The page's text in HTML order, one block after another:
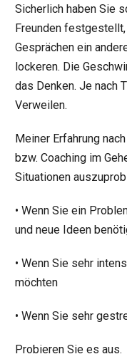
Sicherlich haben Sie
Freunden
Gesprächen ein
lockeren. Die
das Denken. Je nach
Verweilen.
Meiner Erfahrung
bzw. Coaching im
Situationen
• Wenn Sie ein
und neue Ideen
• Wenn Sie sehr
möchten
• Wenn Sie sehr
Probieren Sie es aus.